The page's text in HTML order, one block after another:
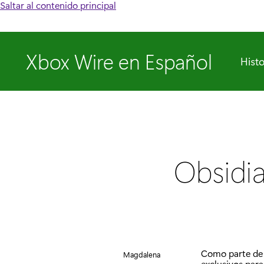
Saltar al contenido principal
Xbox Wire en Español
Magdalena
Como parte